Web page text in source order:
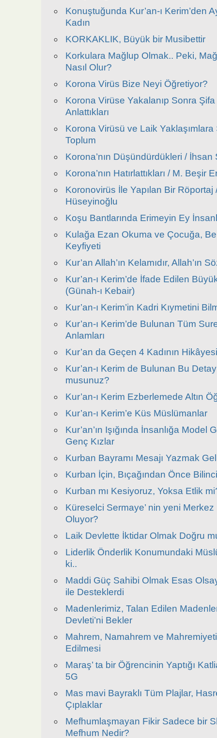
Konuştuğunda Kur’an-ı Kerim’den
Kadın
KORKAKLIK, Büyük bir Musibettir
Korkulara Mağlup Olmak.. Peki,
Nasıl Olur?
Korona Virüs Bize Neyi Öğretiyor?
Korona Virüse Yakalanıp Sonra
Anlattıkları
Korona Virüsü ve Laik Yaklaşımlara
Toplum
Korona’nın Düşündürdükleri / İhsan
Korona’nın Hatırlattıkları / M. Beşir
Koronovirüs İle Yapılan Bir Röportaj
Hüseyinoğlu
Koşu Bantlarında Erimeyin Ey
Kulağa Ezan Okuma ve Çocuğa,
Keyfiyeti
Kur’an Allah’ın Kelamıdır, Allah’ın
Kur’an-ı Kerim’de İfade Edilen
(Günah-ı Kebair)
Kur’an-ı Kerim’in Kadri Kıymetini
Kur’an-ı Kerim’de Bulunan Tüm
Anlamları
Kur’an da Geçen 4 Kadının
Kur’an-ı Kerim de Bulunan Bu
musunuz?
Kur’an-ı Kerim Ezberlemede Altın
Kur’an-ı Kerim’e Küs Müslümanlar
Kur’an’ın Işığında İnsanlığa Model
Genç Kızlar
Kurban Bayramı Mesajı Yazmak
Kurban İçin, Bıçağından Önce
Kurban mı Kesiyoruz, Yoksa Etlik
Küreselci Sermaye’ nin yeni Merkez
Oluyor?
Laik Devlette İktidar Olmak Doğru
Liderlik Önderlik Konumundaki
ki..
Maddi Güç Sahibi Olmak Esas
ile Desteklerdi
Madenlerimiz, Talan Edilen
Devleti’ni Bekler
Mahrem, Namahrem ve
Edilmesi
Maraş’ ta bir Öğrencinin Yaptığı
5G
Mas mavi Bayraklı Tüm Plajlar,
Çıplaklar
Mefhumlaşmayan Fikir Sadece bir
Mefhum Nedir?